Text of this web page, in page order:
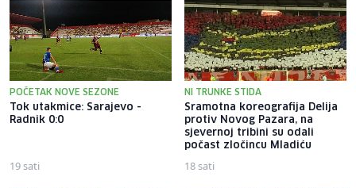
POČETAK NOVE SEZONE
Tok utakmice: Sarajevo -
Radnik 0:0
19 sati
NI TRUNKE STIDA
Sramotna koreografija Delija
protiv Novog Pazara, na
sjevernoj tribini su odali
počast zločincu Mladiću
18 sati